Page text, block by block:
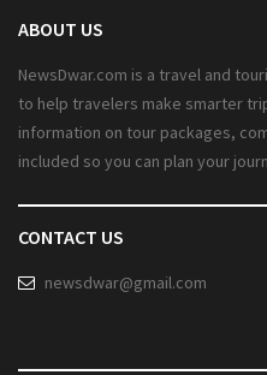
ABOUT US
NewsDwar.com is a travel and
to help travelers make smarter
information on tour packages,
included so you can plan your
CONTACT US
newsdwar@gmail.com